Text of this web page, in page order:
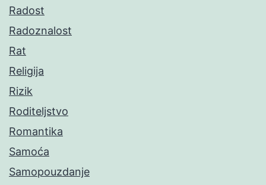
Radost
Radoznalost
Rat
Religija
Rizik
Roditeljstvo
Romantika
Samoća
Samopouzdanje